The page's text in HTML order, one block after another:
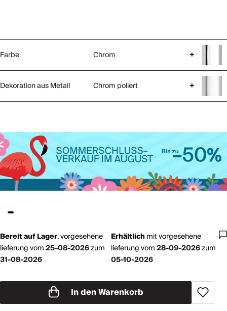
Farbe Chrom +
Dekoration aus Metall Chrom poliert +
Bereit auf Lager,vorgesehene
lieferung vom25-08-2026zum
31-08-2026
Erhältlich mitvorgesehene
lieferung vom28-09-2026zum
05-10-2026
In den Warenkorb